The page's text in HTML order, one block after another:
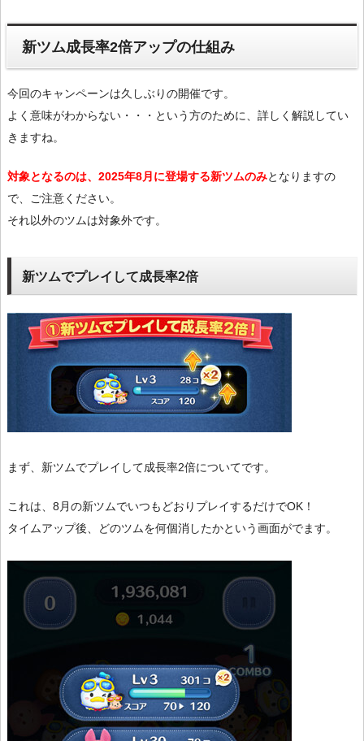
新ツム成長率2倍アップの仕組み
今回のキャンペーンは久しぶりの開催です。
よく意味がわからない・・・という方のために、詳しく解説してい
きますね。
対象となるのは、2025年8月に登場する新ツムのみとなりますの
で、ご注意ください。
それ以外のツムは対象外です。
新ツムでプレイして成長率2倍
まず、新ツムでプレイして成長率2倍についてです。
これは、8月の新ツムでいつもどおりプレイするだけでOK！
タイムアップ後、どのツムを何個消したかという画面がでます。